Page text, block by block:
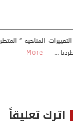
كتب: منذر بالضيافي
منذ نهاية ثمانينات
اترك تعليقاً